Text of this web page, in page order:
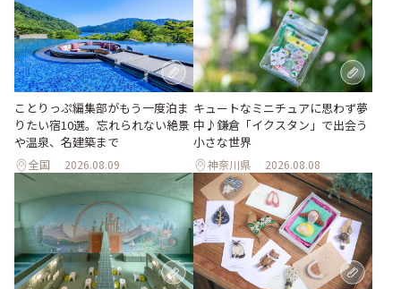
ことりっぷ編集部がもう一度泊ま
りたい宿10選。忘れられない絶景
や温泉、名建築まで
全国 2026.08.09
キュートなミニチュアに思わず夢
中♪鎌倉「イクスタン」で出会う
小さな世界
神奈川県 2026.08.08